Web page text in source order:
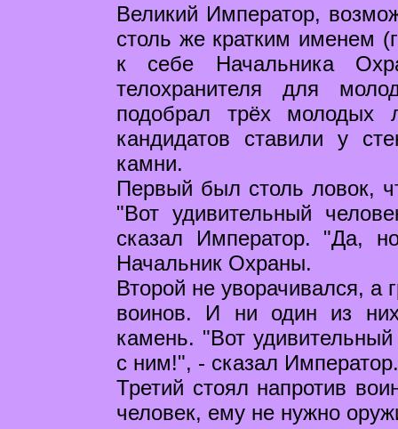
Великий Император,
столь же кратким именем
к себе Начальника
телохранителя для
подобрал трёх молодых
кандидатов ставили у
камни.
Первый был столь ловок,
"Вот удивительный
сказал Император. "Да,
Начальник Охраны.
Второй не уворачивался, а
воинов. И ни один из
камень. "Вот
с ним!", - сказал Император.
Третий стоял напротив
человек, ему не нужно